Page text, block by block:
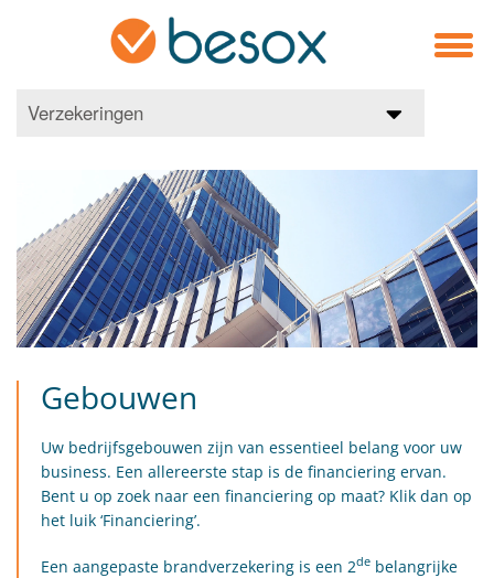
Verzekeringen
Gebouwen
Uw bedrijfsgebouwen zijn van essentieel belang voor uw
business. Een allereerste stap is de financiering ervan.
Bent u op zoek naar een financiering op maat? Klik dan op
het luik ‘Financiering’.
Een aangepaste brandverzekering is een 2de belangrijke